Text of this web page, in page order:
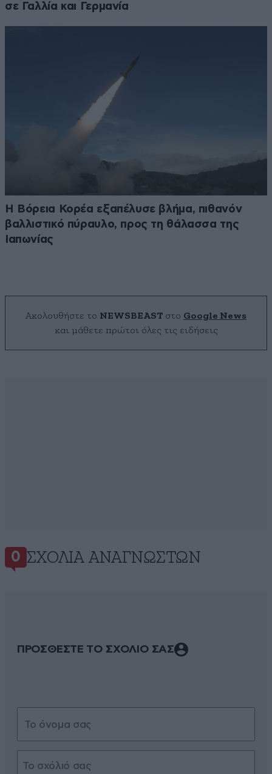
σε Γαλλία και Γερμανία
Η Βόρεια Κορέα εξαπέλυσε βλήμα, πιθανόν
βαλλιστικό πύραυλο, προς τη θάλασσα της
Ιαπωνίας
Ακολουθήστε το NEWSBEAST στο Google News
και μάθετε πρώτοι όλες τις ειδήσεις
0 ΣΧΌΛΙΑ ΑΝΑΓΝΩΣΤΏΝ
ΠΡΟΣΘΕΣΤΕ ΤΟ ΣΧΟΛΙΟ ΣΑΣ